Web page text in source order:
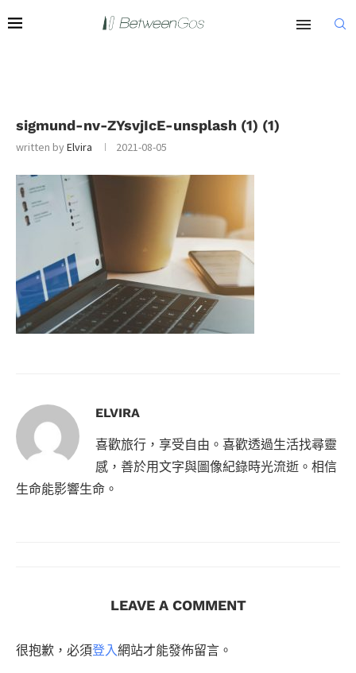
sigmund-nv-ZYsvjIcE-unsplash (1) (1)
written byElvira 2021-08-05
ELVIRA
喜歡旅行，享受自由。喜歡透過生活找尋靈
感，善於用文字與圖像紀錄時光流逝。相信
生命能影響生命。
LEAVE A COMMENT
很抱歉，必須登入網站才能發佈留言。